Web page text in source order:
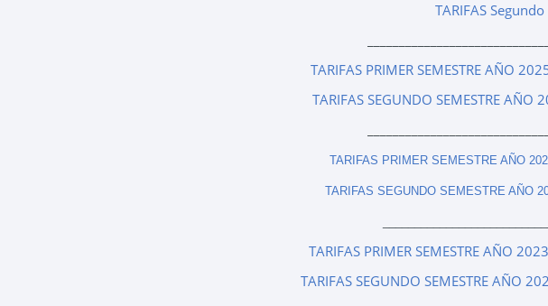
TARIFAS
TARIFAS PRIMER SEMESTRE AÑO
TARIFAS SEGUNDO SEMESTRE AÑO
TARIFAS PRIMER SEMESTRE AÑO
TARIFAS SEGUNDO SEMESTRE AÑO
TARIFAS PRIMER SEMESTRE AÑO
TARIFAS SEGUNDO SEMESTRE AÑO